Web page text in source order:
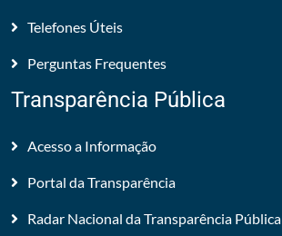
Telefones Úteis
Perguntas Frequentes
Transparência Pública
Acesso a Informação
Portal da Transparência
Radar Nacional da Transparência Pública